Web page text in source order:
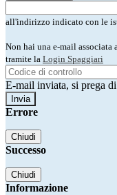
all'indirizzo indicato con le
Non hai una e-mail associata
tramite la Login Spaggiari
E-mail inviata, si prega
Errore
Chiudi
Successo
Chiudi
Informazione